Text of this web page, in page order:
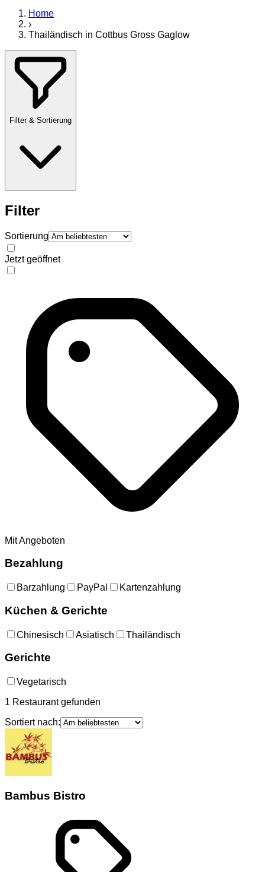
Home
›
Thailändisch in Cottbus Gross Gaglow
Filter & Sortierung
Filter
Sortierung
Jetzt geöffnet
Mit Angeboten
Bezahlung
Barzahlung PayPal Kartenzahlung
Küchen & Gerichte
Chinesisch Asiatisch Thailändisch
Gerichte
Vegetarisch
1 Restaurantgefunden
Sortiert nach:
Bambus Bistro